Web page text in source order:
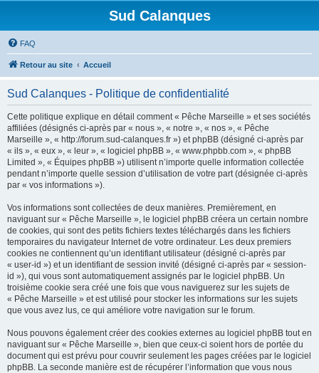
Sud Calanques
FAQ
Retour au site Accueil
Sud Calanques - Politique de confidentialité
Cette politique explique en détail comment « Pêche Marseille » et ses sociétés
affiliées (désignés ci-après par « nous », « notre », « nos », « Pêche
Marseille », « http://forum.sud-calanques.fr ») et phpBB (désigné ci-après par
« ils », « eux », « leur », « logiciel phpBB », « www.phpbb.com », « phpBB
Limited », « Équipes phpBB ») utilisent n’importe quelle information collectée
pendant n’importe quelle session d’utilisation de votre part (désignée ci-après
par « vos informations »).
Vos informations sont collectées de deux manières. Premièrement, en
naviguant sur « Pêche Marseille », le logiciel phpBB créera un certain nombre
de cookies, qui sont des petits fichiers textes téléchargés dans les fichiers
temporaires du navigateur Internet de votre ordinateur. Les deux premiers
cookies ne contiennent qu’un identifiant utilisateur (désigné ci-après par
« user-id ») et un identifiant de session invité (désigné ci-après par « session-
id »), qui vous sont automatiquement assignés par le logiciel phpBB. Un
troisième cookie sera créé une fois que vous naviguerez sur les sujets de
« Pêche Marseille » et est utilisé pour stocker les informations sur les sujets
que vous avez lus, ce qui améliore votre navigation sur le forum.
Nous pouvons également créer des cookies externes au logiciel phpBB tout en
naviguant sur « Pêche Marseille », bien que ceux-ci soient hors de portée du
document qui est prévu pour couvrir seulement les pages créées par le logiciel
phpBB. La seconde manière est de récupérer l’information que vous nous